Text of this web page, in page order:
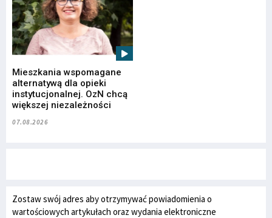
Mieszkania wspomagane
alternatywą dla opieki
instytucjonalnej. OzN chcą
większej niezależności
07.08.2026
Zostaw swój adres aby otrzymywać powiadomienia o
wartościowych artykułach oraz wydania elektroniczne